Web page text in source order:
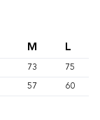
M L
73 75
57 60